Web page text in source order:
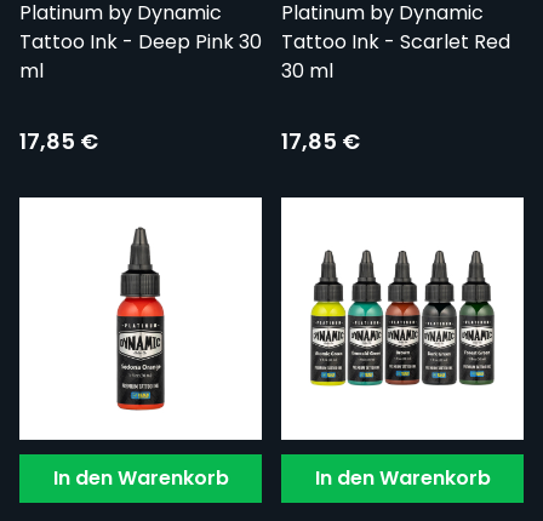
Platinum by Dynamic
Tattoo Ink - Deep Pink 30
ml
17,85 €
Platinum by Dynamic
Tattoo Ink - Scarlet Red
30 ml
17,85 €
In den Warenkorb In den Warenkorb